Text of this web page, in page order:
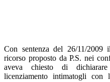
Con sentenza del 26/11/
ricorso proposto da P.S. nei
aveva chiesto di
licenziamento intimatogli con